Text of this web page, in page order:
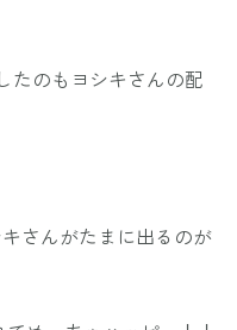
たのもヨシキさんの配
キさんがたまに出るのが